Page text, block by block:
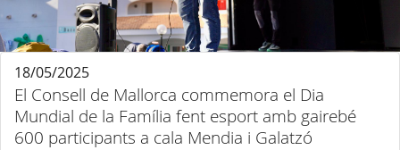
El Consell de Mallorca commemora el Dia
Mundial de la Família fent esport amb gairebé
600 participants a cala Mendia i Galatzó
18/05/2025